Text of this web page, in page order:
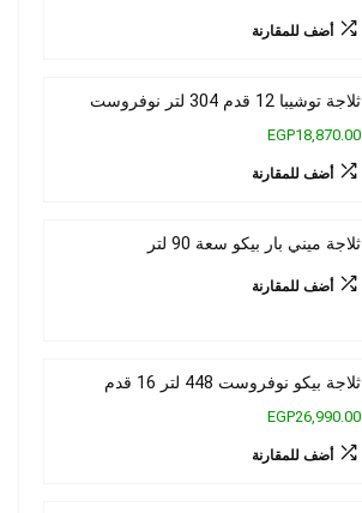
أضف للمقارنة
ثلاجة توشيبا 12 قدم 304 لتر نوفروست
EGP18,870.00
أضف للمقارنة
ثلاجة ميني بار بيكو سعة 90 لتر
أضف للمقارنة
ثلاجة بيكو نوفروست 448 لتر 16 قدم
EGP26,990.00
أضف للمقارنة